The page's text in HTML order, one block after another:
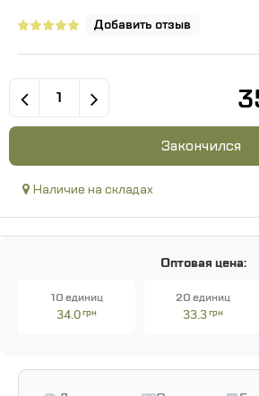
Добавить отзыв
Закончился
Наличие на складах
Оптовая цена:
10 единиц
34.0грн
20 единиц
33.3грн